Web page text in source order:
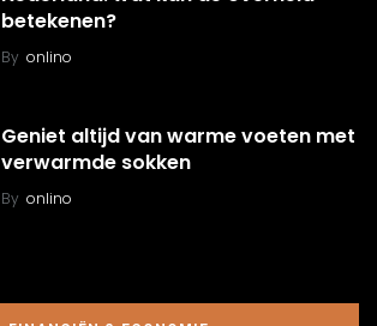
betekenen?
By onlino
Geniet altijd van warme voeten met
verwarmde sokken
By onlino